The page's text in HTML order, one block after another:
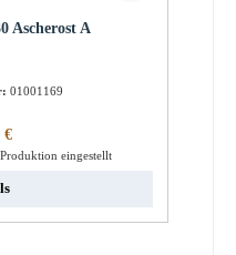
Ascherost A
01001169
Preis:
€
eingestellt